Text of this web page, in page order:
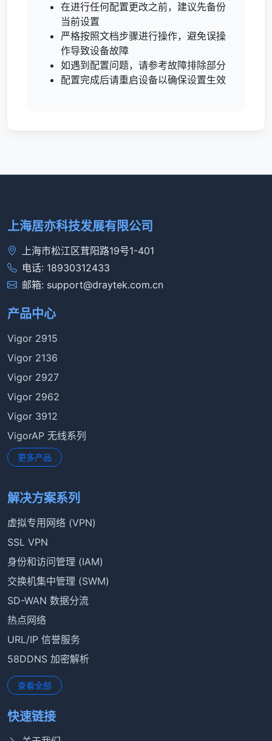
在进行任何配置更改之前，建议先备份
当前设置
严格按照文档步骤进行操作，避免误操
作导致设备故障
如遇到配置问题，请参考故障排除部分
配置完成后请重启设备以确保设置生效
上海居亦科技发展有限公司
上海市松江区茸阳路19号1-401
电话: 18930312433
邮箱: support@draytek.com.cn
产品中心
Vigor 2915
Vigor 2136
Vigor 2927
Vigor 2962
Vigor 3912
VigorAP 无线系列
更多产品
解决方案系列
虚拟专用网络 (VPN)
SSL VPN
身份和访问管理 (IAM)
交换机集中管理 (SWM)
SD-WAN 数据分流
热点网络
URL/IP 信誉服务
58DDNS 加密解析
查看全部
快速链接